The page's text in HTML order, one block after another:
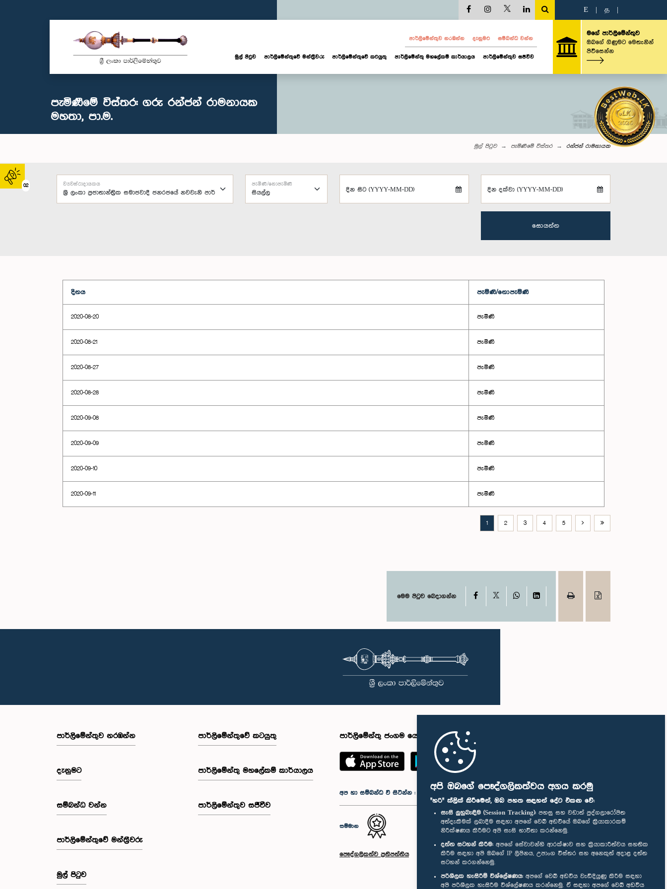
අපි ඔබගේ පෞද්ගලිකත්වය අගය කරමු
"හරි" ක්ලික් කිරීමෙන්, ඔබ පහත සඳහන් දේට එකඟ වේ:
සැසි ලුහුබැඳීම (Session Tracking): පහසු සහ වඩාත් පුද්ගලාරෝපිත
අත්දැකීමක් ලබාදීම සඳහා අපගේ වෙබ් අඩවියේ ඔබගේ ක්‍රියාකාරකම්
නිරීක්ෂණය කිරීමට අපි සැසි භාවිතා කරන්නෙමු.
දත්ත සටහන් කිරීම: අපගේ සේවාවන්හි ආරක්ෂාව සහ ක්‍රියාකාරීත්වය සහතික
කිරීම සඳහා අපි ඔබගේ IP ලිපිනය, උපාංග විස්තර සහ අනෙකුත් අදාළ දත්ත
සටහන් කරගන්නෙමු.
පරිශීලක හැසිරීම් විශ්ලේෂණය: අපගේ වෙබ් අඩවිය වැඩිදියුණු කිරීම සඳහා
අපි පරිශීලක හැසිරීම විශ්ලේෂණය කරන්නෙමු. ඒ සඳහා අපගේ වෙබ් අඩවිය
02
E த
පාර්ලි‌මේන්තුව නරඹන්න දැනුමට සම්බන්ධ වන්න
මුල් පිටුව පාර්ලි‌මේන්තුවේ මන්ත්‍රීවරු පාර්ලිමේන්තුවේ කටයුතු පාර්ලිමේන්තු මහලේකම් කාර්යාලය පාර්ලිමේන්තුව සජීවීව
මගේ පාර්ලිමේන්තුව
ඔබගේ ගිණුමට මෙතැනින්
පිවිසෙන්න
පැමිණීමේ විස්තර: ගරු රන්ජන් රාමනායක
මහතා, පා.ම.
මුල් පිටුව පැමිණීමේ විස්තර රන්ජන් රාමනායක
ව්‍යවස්ථාදායකය පැමිණි/නොපැමිණි
දින සිට (YYYY-MM-DD) දින දක්වා (YYYY-MM-DD)
සොයන්න
දිනය පැමිණි/නොපැමිණි
2020-08-20 පැමිණි
2020-08-21 පැමිණි
2020-08-27 පැමිණි
2020-08-28 පැමිණි
2020-09-08 පැමිණි
2020-09-09 පැමිණි
2020-09-10 පැමිණි
2020-09-11 පැමිණි
1 2 3 4 5
මෙම පිටුව බෙදාගන්න Facebook WhatsAppLinkedIn
පාර්ලි‌මේන්තුව නරඹන්න
දැනුමට
සම්බන්ධ වන්න
පාර්ලි‌මේන්තුවේ මන්ත්‍රීවරු
මුල් පිටුව
පාර්ලිමේන්තුවේ කටයුතු
පාර්ලිමේන්තු මහලේකම් කාර්යාලය
පාර්ලිමේන්තුව සජීවීව
පාර්ලිමේන්තු ජංගම යෙදුම
අප හා සම්බන්ධ වී සිටින්න :
සම්මාන
පෞද්ගලිකත්ව ප්‍රතිපත්තිය